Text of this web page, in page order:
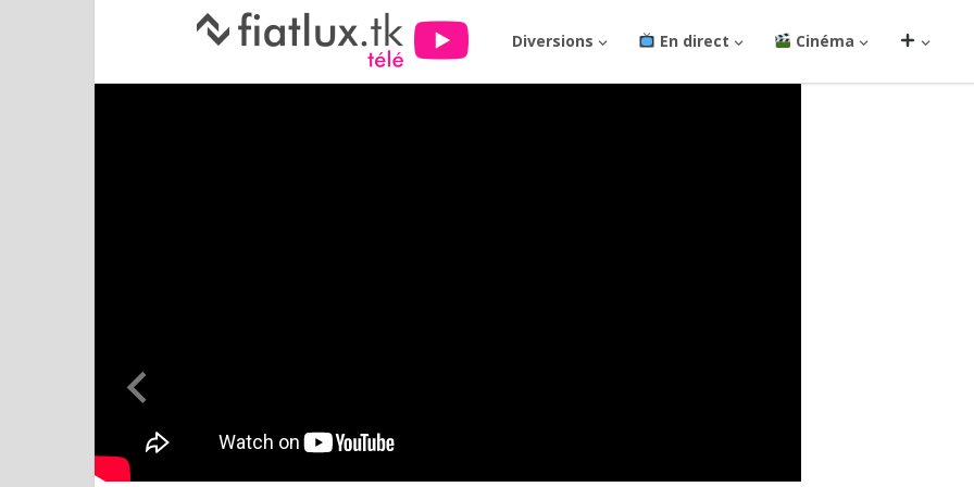
Diversions En direct Cinéma